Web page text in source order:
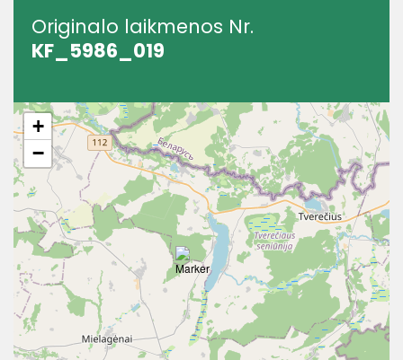
Originalo laikmenos Nr.
KF_5986_019
+
−